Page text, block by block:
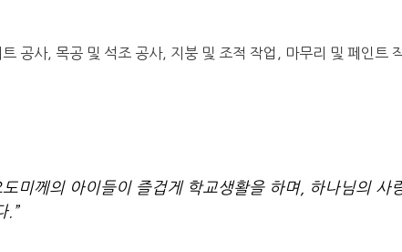
공사, 목공 및 석조 공사, 지붕 및 조적 작업, 마무리 및 페인트
도미께의 아이들이 즐겁게 학교생활을 하며, 하나님의 사
.”